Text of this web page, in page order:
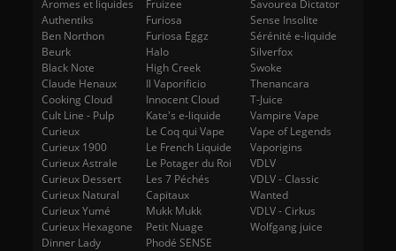
Aromes et liquides
Authentiks
Ben Northon
Beurk
Black Note
Claude Henaux
Cooking Cloud
Cult Line - Pulp
Curieux
Curieux 1900
Curieux Astrale
Curieux Dessert
Curieux Natural
Curieux Yumé
Curieux Hexagone
Dinner Lady
Fruizee
Furiosa
Furiosa Eggz
Halo
High Creek
Il Vaporificio
Innocent Cloud
Kate's e-liquide
Le Coq qui Vape
Le French Liquide
Le Potager du Roi
Les 7 Péchés
Capitaux
Mukk Mukk
Petit Nuage
Phodé SENSE
Savourea Dictator
Sense Insolite
Sérénité e-liquide
Silverfox
Swoke
Thenancara
T-Juice
Vampire Vape
Vape of Legends
Vaporigins
VDLV
VDLV - Classic
Wanted
VDLV - Cirkus
Wolfgang juice